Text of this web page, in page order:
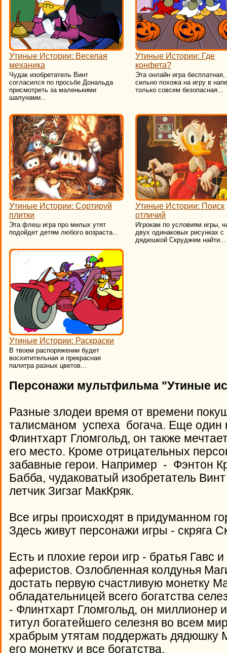
Утиные Истории: Веселая
механика
Чудак изобретатель Винт
согласился по просьбе Дональда
присмотреть за маленькими
шалунами...
Утиные Истории: Где
конфета?
Эта онлайн игра бесплатная,
сильно похожа на игру в
только совсем безопасная...
Утиные Истории: Сортируй
плитки
Эта флеш игра про милых утят
подойдет детям любого возраста...
Утиные Истории: Поиск
отличий
Игрокам по условиям игры,
двух одинаковых рисунках с
дядюшкой Скруджем найти...
Утиные Истории: Раскраски
В твоем распоряжении будет
восхитительная и прекрасная
палитра разных цветов...
Персонажи мультфильма "Утиные
Разные злодеи время от времени
талисманом успеха богача. Еще один
Флинтхарт Гломгольд, он также
его место. Кроме отрицательных
забавные герои. Например - Фэнтон
Бабба, чудаковатый изобретатель
летчик Зигзаг МакКряк.
Все игры происходят в придуманном
Здесь живут персонажи игры - скряга
Есть и плохие герои игр - братья Гавс
аферистов. Озлобленная колдунья
достать первую счастливую монетку
обладательницей всего богатства
- Флинтхарт Гломгольд, он миллионер
титул богатейшего селезня во всем
храбрым утятам поддержать дядюшку
его монетку и все богатства.